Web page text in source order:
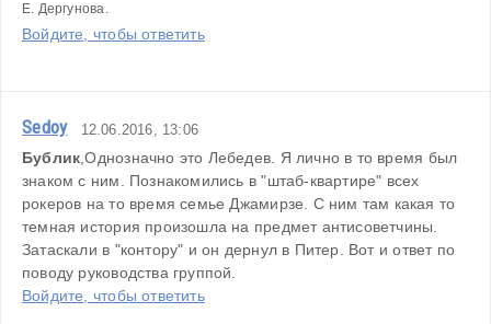
Е. Дергунова.
Войдите, чтобы ответить
Sedoy 12.06.2016, 13:06
Бублик,Однозначно это Лебедев. Я лично в то время был
знаком с ним. Познакомились в "штаб-квартире" всех
рокеров на то время семье Джамирзе. С ним там какая то
темная история произошла на предмет антисоветчины.
Затаскали в "контору" и он дернул в Питер. Вот и ответ по
поводу руководства группой.
Войдите, чтобы ответить